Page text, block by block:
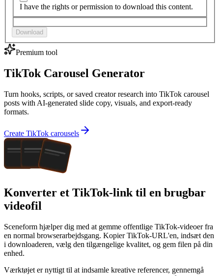
I have the rights or permission to download this content.
Download
Premium tool
TikTok Carousel Generator
Turn hooks, scripts, or saved creator research into TikTok carousel
posts with AI-generated slide copy, visuals, and export-ready
formats.
Create TikTok carousels
Konverter et TikTok-link til en brugbar
videofil
Sceneform hjælper dig med at gemme offentlige TikTok-videoer fra
en normal browserarbejdsgang. Kopier TikTok-URL'en, indsæt den
i downloaderen, vælg den tilgængelige kvalitet, og gem filen på din
enhed.
Værktøjet er nyttigt til at indsamle kreative referencer, gennemgå